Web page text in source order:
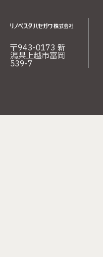
〒943-0173 新
潟県上越市富岡
539-7